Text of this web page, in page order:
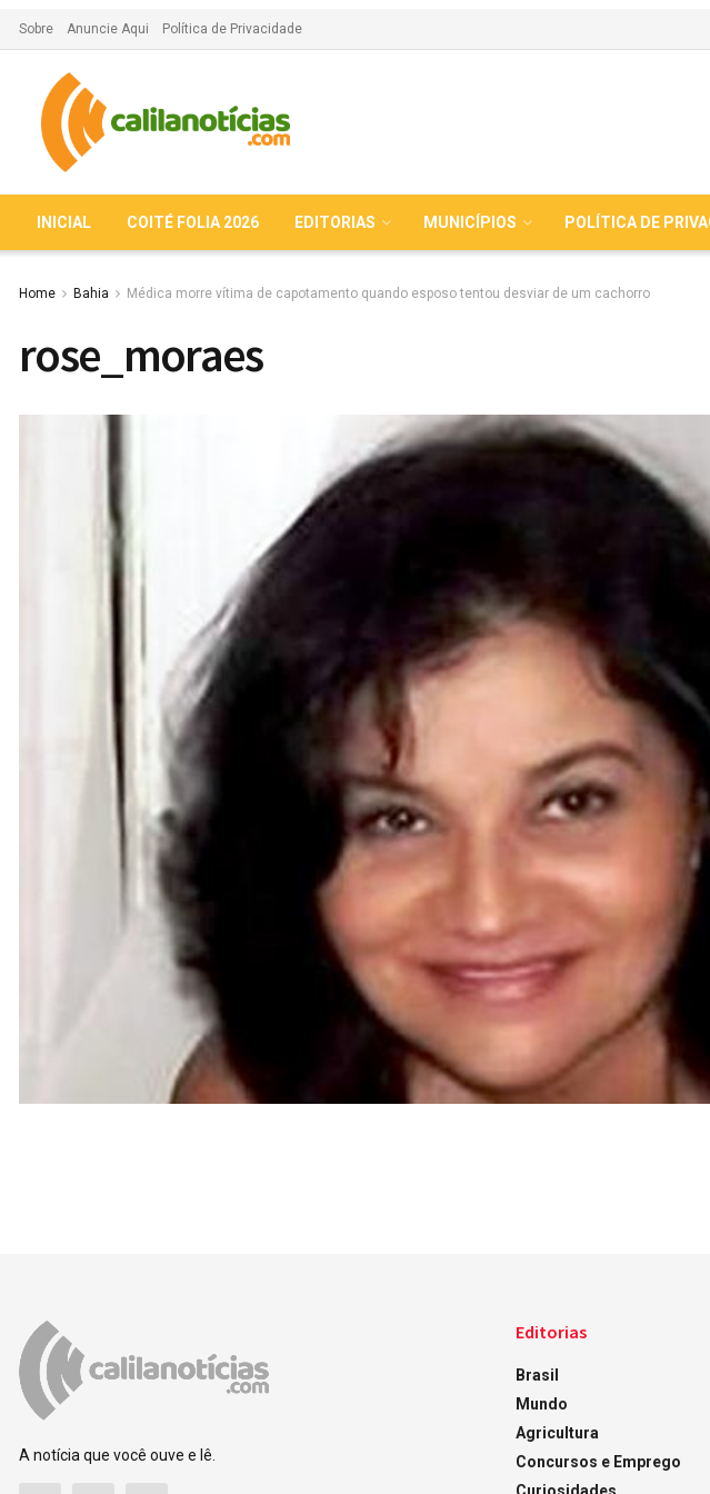
Sobre Anuncie Aqui Política de Privacidade
INICIAL COITÉ FOLIA 2026 EDITORIAS MUNICÍPIOS POLÍTICA DE
Home Bahia Médica morre vítima de capotamento quando esposo tentou desviar de um cachorro
rose_moraes
A notícia que você ouve e lê.
Editorias
Brasil
Mundo
Agricultura
Concursos e Emprego